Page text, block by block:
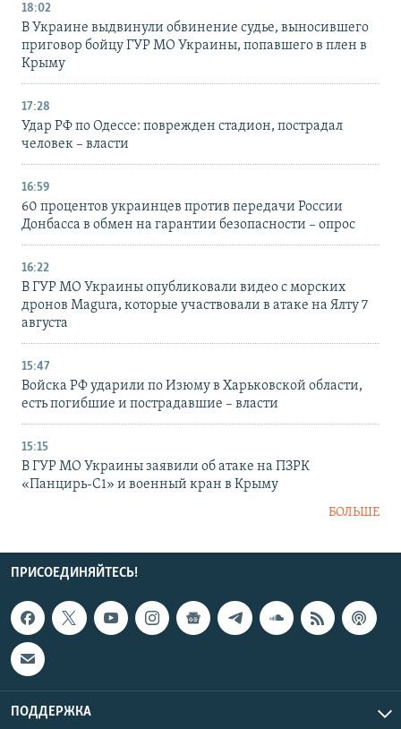
18:02
В Украине выдвинули обвинение судье, выносившего
приговор бойцу ГУР МО Украины, попавшего в плен в
Крыму
17:28
Удар РФ по Одессе: поврежден стадион, пострадал
человек – власти
16:59
60 процентов украинцев против передачи России
Донбасса в обмен на гарантии безопасности – опрос
16:22
В ГУР МО Украины опубликовали видео с морских
дронов Magura, которые участвовали в атаке на Ялту 7
августа
15:47
Войска РФ ударили по Изюму в Харьковской области,
есть погибшие и пострадавшие – власти
15:15
В ГУР МО Украины заявили об атаке на ПЗРК
«Панцирь-С1» и военный кран в Крыму
БОЛЬШЕ
ПРИСОЕДИНЯЙТЕСЬ!
ПОДДЕРЖКА